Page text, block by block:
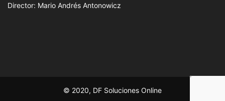
Director: Mario Andrés Antonowicz
© 2020, DF Soluciones Online